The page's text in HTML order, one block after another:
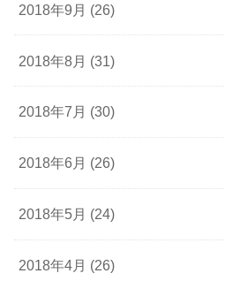
2018年9月 (26)
2018年8月 (31)
2018年7月 (30)
2018年6月 (26)
2018年5月 (24)
2018年4月 (26)